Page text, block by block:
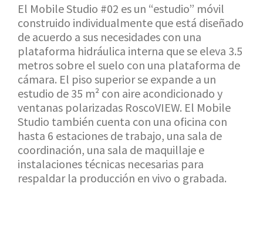
El Mobile Studio #02 es un “estudio” móvil
construido individualmente que está diseñado
de acuerdo a sus necesidades con una
plataforma hidráulica interna que se eleva 3.5
metros sobre el suelo con una plataforma de
cámara. El piso superior se expande a un
estudio de 35 m² con aire acondicionado y
ventanas polarizadas RoscoVIEW. El Mobile
Studio también cuenta con una oficina con
hasta 6 estaciones de trabajo, una sala de
coordinación, una sala de maquillaje e
instalaciones técnicas necesarias para
respaldar la producción en vivo o grabada.